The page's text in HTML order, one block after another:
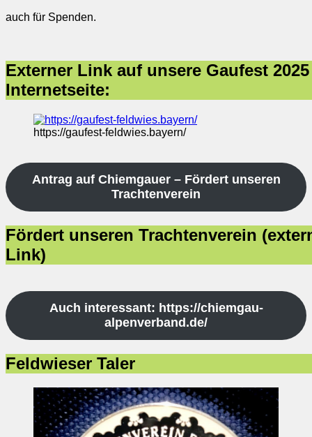
auch für Spenden.
Externer Link auf unsere Gaufest 2025
Internetseite:
https://gaufest-feldwies.bayern/
Antrag auf Chiemgauer – Fördert unseren
Trachtenverein
Fördert unseren Trachtenverein
Link)
Auch interessant: https://chiemgau-
alpenverband.de/
Feldwieser Taler